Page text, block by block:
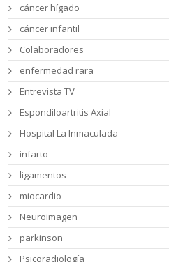
cáncer hígado
cáncer infantil
Colaboradores
enfermedad rara
Entrevista TV
Espondiloartritis Axial
Hospital La Inmaculada
infarto
ligamentos
miocardio
Neuroimagen
parkinson
Psicoradiología